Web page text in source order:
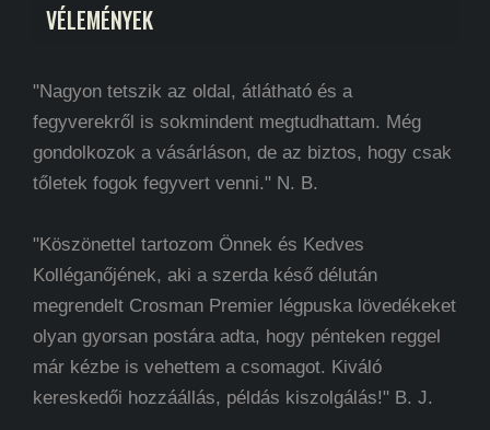
VÉLEMÉNYEK
"Nagyon tetszik az oldal, átlátható és a
fegyverekről is sokmindent megtudhattam. Még
gondolkozok a vásárláson, de az biztos, hogy csak
tőletek fogok fegyvert venni." N. B.
"Köszönettel tartozom Önnek és Kedves
Kolléganőjének, aki a szerda késő délután
megrendelt Crosman Premier légpuska lövedékeket
olyan gyorsan postára adta, hogy pénteken reggel
már kézbe is vehettem a csomagot. Kiváló
kereskedői hozzáállás, példás kiszolgálás!" B. J.